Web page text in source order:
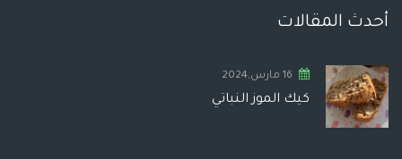
أحدث المقالات
16 مارس,2024
كيك الموز النباتي